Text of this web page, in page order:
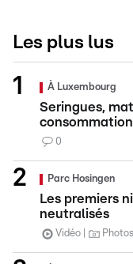
Les plus lus
À Luxembourg
Seringues,
0
Parc Hosingen
Les premiers
neutralisés
Vidéo Photos